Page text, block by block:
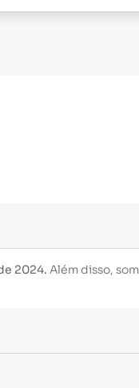
2024. Além disso,
estabelecidos pelo